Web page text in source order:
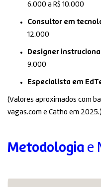
6.000 a R$ 10.000
Consultor em
12.000
Designer
9.000
Especialista em
(Valores aproximados com
vagas.com e Catho em 2025.)
Metodologia e